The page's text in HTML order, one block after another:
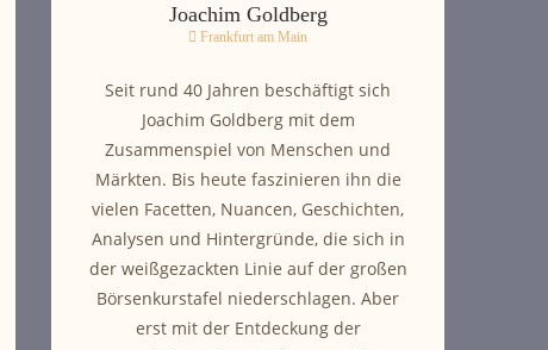
Joachim Goldberg
Frankfurt am Main
Seit rund 40 Jahren beschäftigt sich
Joachim Goldberg mit dem
Zusammenspiel von Menschen und
Märkten. Bis heute faszinieren ihn die
vielen Facetten, Nuancen, Geschichten,
Analysen und Hintergründe, die sich in
der weißgezackten Linie auf der großen
Börsenkurstafel niederschlagen. Aber
erst mit der Entdeckung der